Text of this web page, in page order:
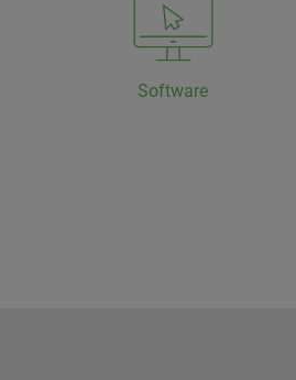
Software